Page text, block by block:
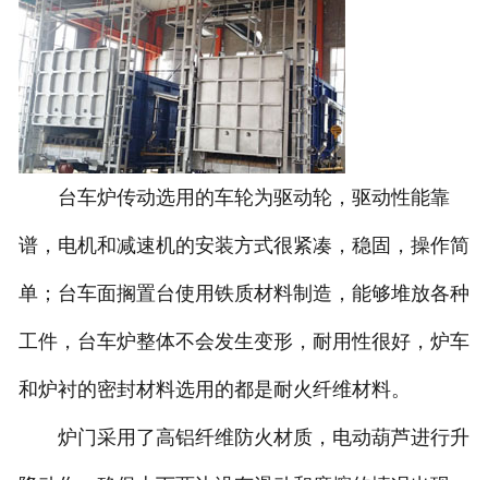
台车炉传动选用的车轮为驱动轮，驱动性能靠
谱，电机和减速机的安装方式很紧凑，稳固，操作简
单；台车面搁置台使用铁质材料制造，能够堆放各种
工件，台车炉整体不会发生变形，耐用性很好，炉车
和炉衬的密封材料选用的都是耐火纤维材料。
炉门采用了高铝纤维防火材质，电动葫芦进行升